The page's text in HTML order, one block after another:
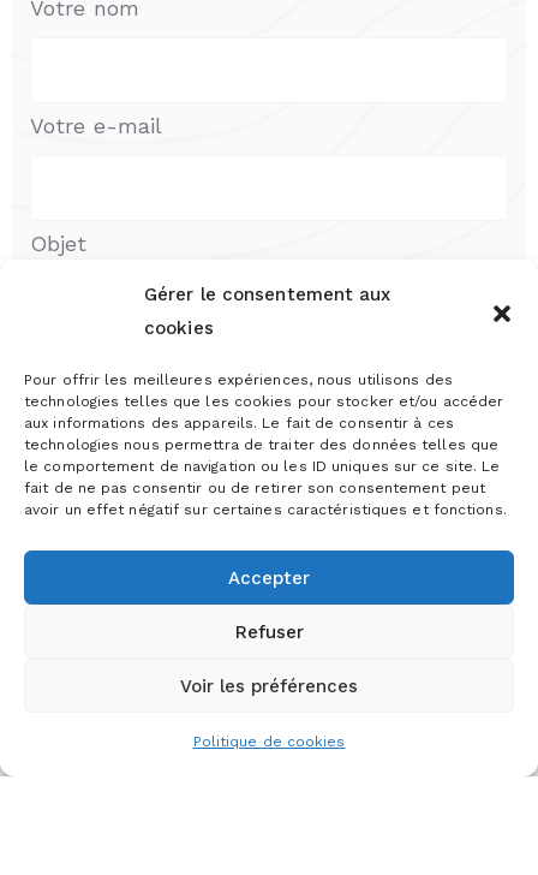
Gérer le consentement aux
cookies
Pour offrir les meilleures expériences, nous utilisons des
technologies telles que les cookies pour stocker et/ou accéder
aux informations des appareils. Le fait de consentir à ces
technologies nous permettra de traiter des données telles que
le comportement de navigation ou les ID uniques sur ce site. Le
fait de ne pas consentir ou de retirer son consentement peut
avoir un effet négatif sur certaines caractéristiques et fonctions.
Accepter
Refuser
Voir les préférences
Politique de cookies
Votre nom
Votre e-mail
Objet